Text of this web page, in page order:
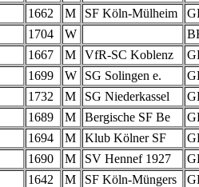
1662 M SF Köln-Mülheim
1704 W
1667 M VfR-SC Koblenz
1699 W SG Solingen e.
1732 M SG Niederkassel
1689 M Bergische SF Be
1694 M Klub Kölner SF
1690 M SV Hennef 1927
1642 M SF Köln-Müngers